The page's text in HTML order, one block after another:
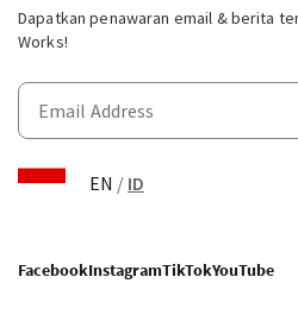
Dapatkan penawaran email & berita
Works!
EN / ID
FacebookInstagramTikTokYouTube